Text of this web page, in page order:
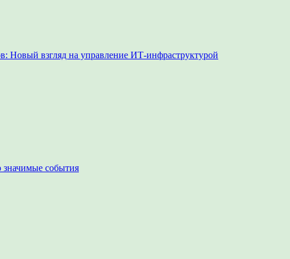
Новый взгляд на управление ИТ-инфраструктурой
значимые события